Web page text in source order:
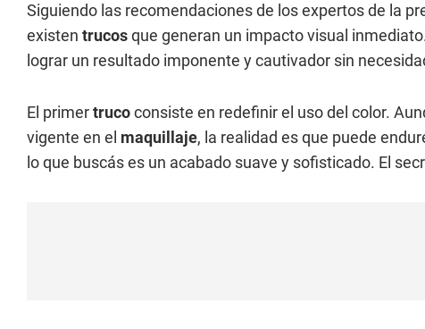
Siguiendo las recomendaciones de los expertos de la
existen trucosque generan un impacto visual
lograr un resultado imponente y cautivador sin
El primertrucoconsiste en redefinir el uso del color.
vigente en el maquillaje, la realidad es que puede
lo que buscás es un acabado suave y sofisticado. El